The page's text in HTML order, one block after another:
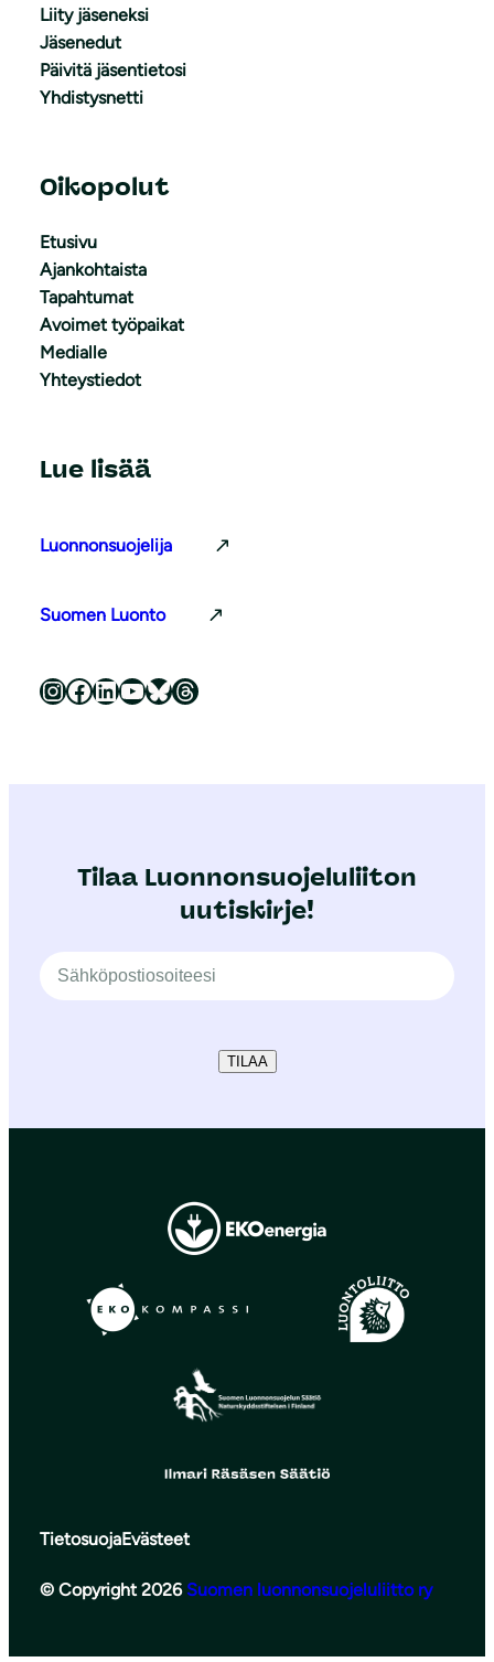
Liity jäseneksi
Jäsenedut
Päivitä jäsentietosi
Yhdistysnetti
Oikopolut
Etusivu
Ajankohtaista
Tapahtumat
Avoimet työpaikat
Medialle
Yhteystiedot
Lue lisää
Luonnonsuojelija
Suomen Luonto
Luonnonsuojeluliitto Instagramissa Luonnonsuojeluliitto Facebookissa Luonnonsuojeluliitto LinkedInissä Luonnonsuojeluliiton YouTube-kanava Luonnonsuojeluliitto Blueskyssa Luonnonsuojeluliitto Threadsissa
Tilaa Luonnonsuojeluliiton
uutiskirje!
TILAA
TietosuojaEvästeet
© Copyright 2026 Suomen luonnonsuojeluliitto ry